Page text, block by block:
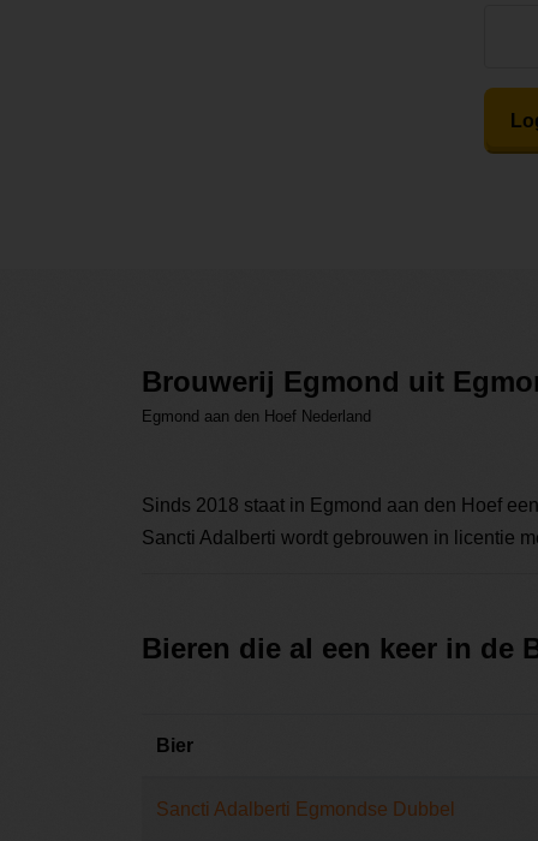
Brouwerij Egmond uit
Egmond aan den Hoef Nederland
Sinds 2018 staat in Egmond aan den Hoef
Sancti Adalberti wordt gebrouwen in licentie
Bieren die al een keer in de
Bier
Sancti Adalberti Egmondse Dubbel